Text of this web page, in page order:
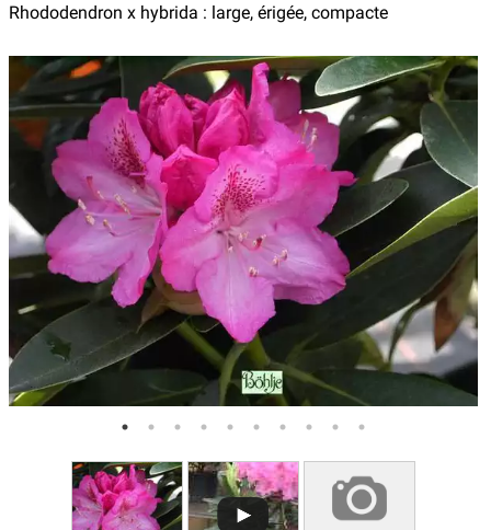
Rhododendron x hybrida : large, érigée, compacte